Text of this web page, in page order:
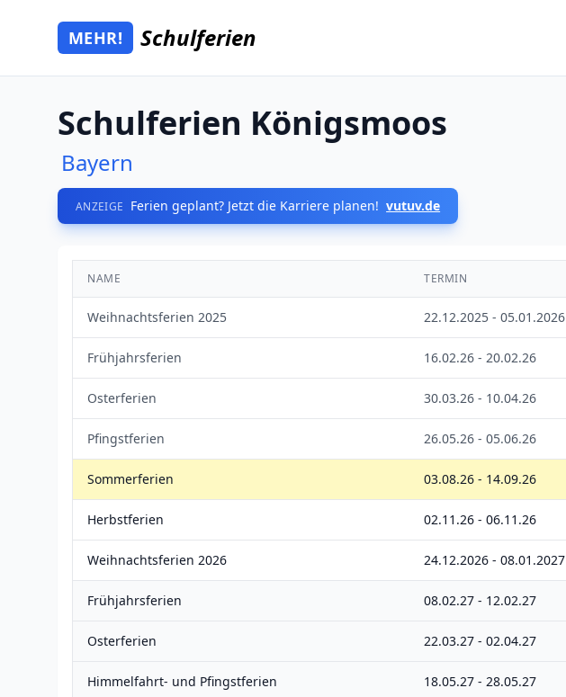
Zum Hauptinhalt springen
Mehr Schulferien
MEHR! Schulferien
Schulferien Königsmoos
Bayern
ANZEIGE Ferien geplant? Jetzt die Karriere planen! vutuv.de
NAME TERMIN
Weihnachtsferien 2025 22.12.2025 - 05.01.2026
Frühjahrsferien 16.02.26 - 20.02.26
Osterferien 30.03.26 - 10.04.26
Pfingstferien 26.05.26 - 05.06.26
Sommerferien 03.08.26 - 14.09.26
Herbstferien 02.11.26 - 06.11.26
Weihnachtsferien 2026 24.12.2026 - 08.01.2027
Frühjahrsferien 08.02.27 - 12.02.27
Osterferien 22.03.27 - 02.04.27
Himmelfahrt- und Pfingstferien 18.05.27 - 28.05.27